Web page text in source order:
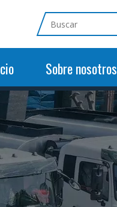
Sobre nosotros